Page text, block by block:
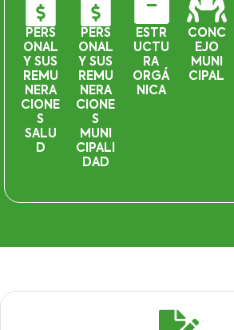
PERS
ONAL
Y SUS
REMU
NERA
CIONE
S
SALU
D
PERS
ONAL
Y SUS
REMU
NERA
CIONE
S
MUNI
CIPALI
DAD
ESTR
UCTU
RA
ORGÁ
NICA
CONC
EJO
MUNI
CIPAL